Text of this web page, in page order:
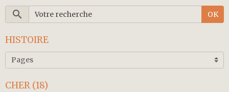
OK
HISTOIRE
CHER (18)